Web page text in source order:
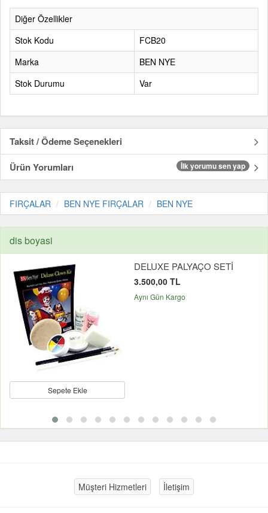
Diğer Özellikler
Stok Kodu
FCB20
Marka
BEN NYE
Stok Durumu
Var
Taksit / Ödeme Seçenekleri
Ürün Yorumları
İlk yorumu sen yap
FIRÇALAR BEN NYE FIRÇALAR BEN NYE
dis boyasi
Sepete Ekle
DELUXE PALYAÇO SETİ
3.500,00 TL
Aynı Gün Kargo
Müşteri Hizmetleri İletişim